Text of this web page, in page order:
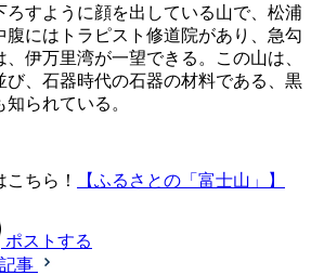
ろすように顔を出している山で、松浦
腹にはトラピスト修道院があり、急勾
伊万里湾が一望できる。この山は、
び、石器時代の石器の材料である、黒
られている。
ちら！ 【ふるさとの「富士山」】
ポストする
事